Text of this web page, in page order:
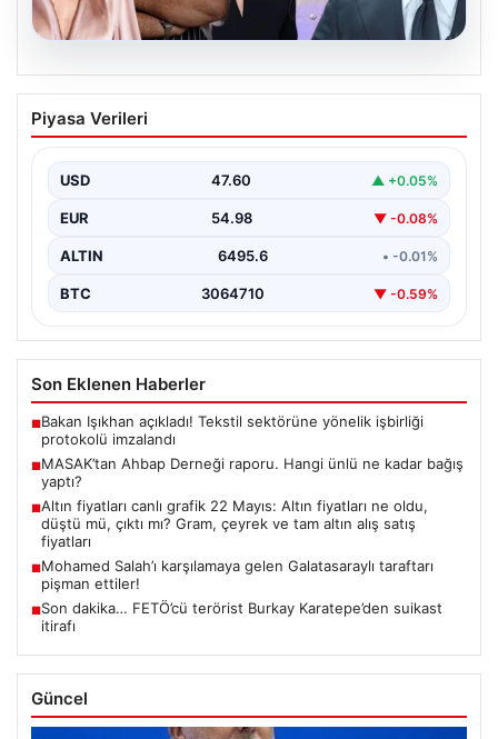
06.08.2026
MASAK’tan Ahbap Derneği raporu.
Hangi ünlü ne kadar bağış yaptı?
Bağışlar ve Ünlü İsimlerin Katkıları", "content": "İstanbul
Cumhuriyet…
Piyasa Verileri
USD 47.60 ▲ +0.05%
EUR 54.98 ▼ -0.08%
ALTIN 6495.6 • -0.01%
BTC 3064710 ▼ -0.59%
Son Eklenen Haberler
■Bakan Işıkhan açıkladı! Tekstil sektörüne yönelik işbirliği
protokolü imzalandı
■MASAK’tan Ahbap Derneği raporu. Hangi ünlü ne kadar bağış
yaptı?
■Altın fiyatları canlı grafik 22 Mayıs: Altın fiyatları ne oldu,
düştü mü, çıktı mı? Gram, çeyrek ve tam altın alış satış
fiyatları
■Mohamed Salah’ı karşılamaya gelen Galatasaraylı taraftarı
pişman ettiler!
■Son dakika… FETÖ’cü terörist Burkay Karatepe’den suikast
itirafı
Güncel